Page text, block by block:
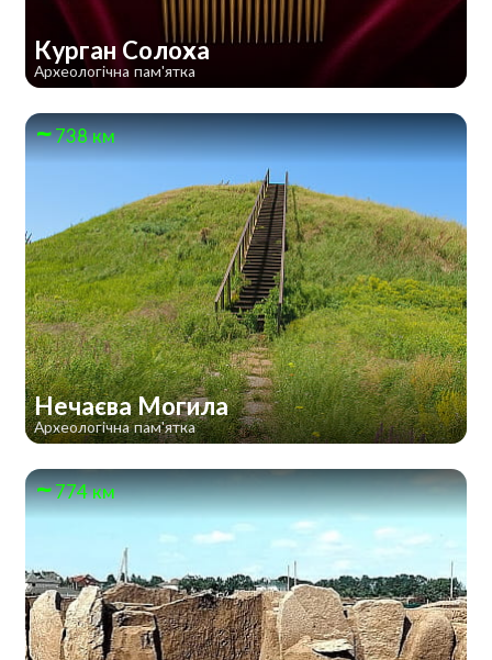
Курган Солоха
Археологічна пам'ятка
738 км
Нечаєва Могила
Археологічна пам'ятка
774 км